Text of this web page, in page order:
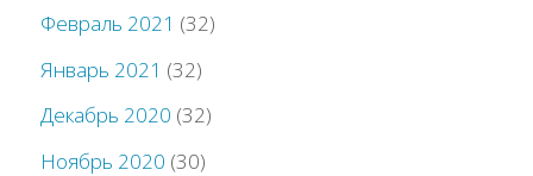
Февраль 2021 (32)
Январь 2021 (32)
Декабрь 2020 (32)
Ноябрь 2020 (30)